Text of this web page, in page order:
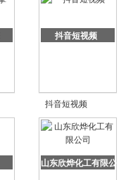
抖音短视频
抖音短视频
山东欣烨化工有限公司